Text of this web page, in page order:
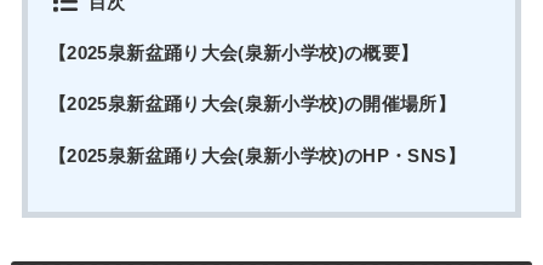
【2025泉新盆踊り大会(泉新小学校)の概要】
【2025泉新盆踊り大会(泉新小学校)の開催場所】
【2025泉新盆踊り大会(泉新小学校)のHP・SNS】